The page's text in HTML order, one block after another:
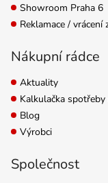
Showroom Praha 6
Reklamace / vrácení
Nákupní rádce
Aktuality
Kalkulačka spotřeby
Blog
Výrobci
Společnost